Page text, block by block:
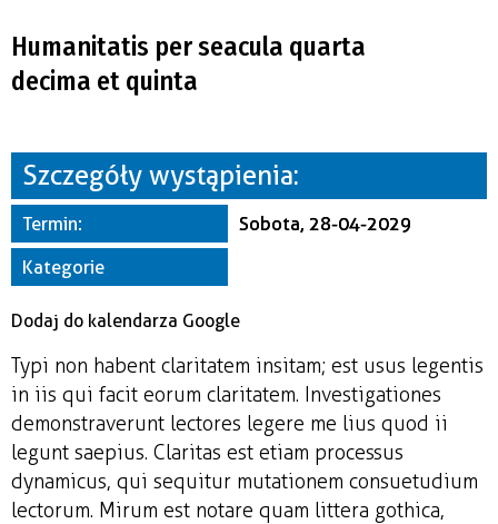
—
Miejsce
Organizator
Humanitatis per seacula quarta
decima et quinta
Szczegóły wystąpienia:
Termin:
Sobota, 28-04-2029
Kategorie
Dodaj do kalendarza Google
Typi non habent claritatem insitam; est usus legentis
in iis qui facit eorum claritatem. Investigationes
demonstraverunt lectores legere me lius quod ii
legunt saepius. Claritas est etiam processus
dynamicus, qui sequitur mutationem consuetudium
lectorum. Mirum est notare quam littera gothica,